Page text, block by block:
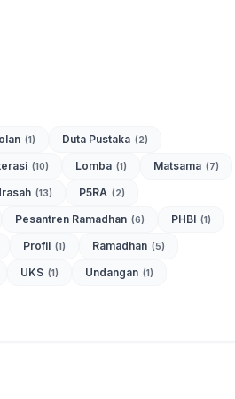
(1) Duta Pustaka (2)
(10) Lomba (1) Matsama (7)
(13) P5RA (2)
Pesantren Ramadhan (6) PHBI (1)
Profil (1) Ramadhan (5)
UKS (1) Undangan (1)